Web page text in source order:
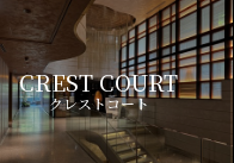
CREST COURT
クレストコート